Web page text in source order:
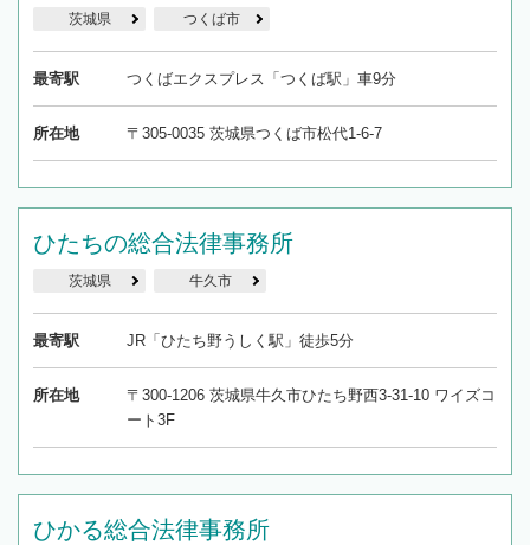
茨城県 つくば市
最寄駅 つくばエクスプレス「つくば駅」車9分
所在地 〒305-0035 茨城県つくば市松代1-6-7
ひたちの総合法律事務所
茨城県 牛久市
最寄駅 JR「ひたち野うしく駅」徒歩5分
所在地
〒300-1206 茨城県牛久市ひたち野西3-31-10 ワイズコ
ート3F
ひかる総合法律事務所